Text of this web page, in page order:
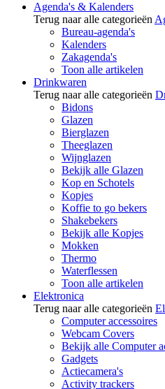
Agenda's & Kalenders
Terug naar alle categorieën
Bureau-agenda's
Kalenders
Zakagenda's
Toon alle artikelen
Drinkwaren
Terug naar alle categorieën
Bidons
Glazen
Bierglazen
Theeglazen
Wijnglazen
Bekijk alle Glazen
Kop en Schotels
Kopjes
Koffie to go bekers
Shakebekers
Bekijk alle Kopjes
Mokken
Thermo
Waterflessen
Toon alle artikelen
Elektronica
Terug naar alle categorieën
Computer accessoires
Webcam Covers
Bekijk alle Computer
Gadgets
Actiecamera's
Activity trackers